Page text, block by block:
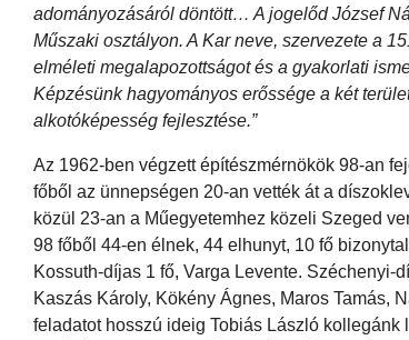
adományozásáról döntött… A jogelőd József
Műszaki osztályon. A Kar neve, szervezete a
elméleti megalapozottságot és a gyakorlati
Képzésünk hagyományos erőssége a két
alkotóképesség fejlesztése.”
Az 1962-ben végzett építészmérnökök 98-an
főből az ünnepségen 20-an vették át a
közül 23-an a Műegyetemhez közeli Szeged
98 főből 44-en élnek, 44 elhunyt, 10 fő
Kossuth-díjas 1 fő, Varga Levente. Széchenyi-
Kaszás Károly, Kökény Ágnes, Maros Tamás,
feladatot hosszú ideig Tobiás László